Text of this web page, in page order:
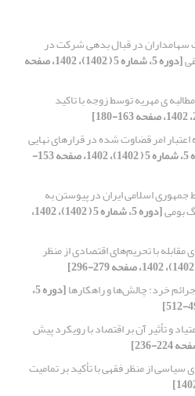
در قبال بدهی شرکت در
[دوره 5، شماره 5 ( 1402)، 1402، صفحه
ی مهریه توسط زوجه با تاکید
امر قضاوت شده در قرارهای نهایی
[دوره 5، شماره 5 ( 1402)، 1402، صفحه 153-
اسلامی ایران در پیوستن به
بومی [دوره 5، شماره 5 ( 1402)، 1402،
با تحریم‌های اقتصادی از منظر
خرد: چالش‌ها و راهکارها [دوره 5،
و تأثیر آن بر اقتصاد با رویکرد پیش
سیاسی از منظر فقهی با تأکید بر تمامیت